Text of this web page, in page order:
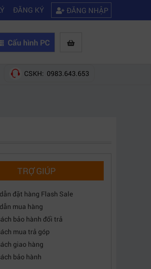
chọn mua máy quay phim giá rẻ bạn nên biết
ĐĂNG KÝ ĐĂNG NHẬP
Cấu hình PC
CSKH: 0983.643.653
TRỢ GIÚP
đặt hàng Flash Sale
mua hàng
bảo hành đổi trả
mua trả góp
giao hàng
bảo hành